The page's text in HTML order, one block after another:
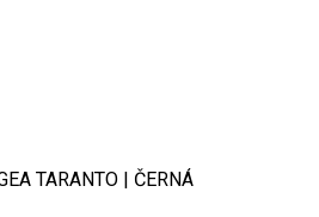
TARANTO | ČERNÁ